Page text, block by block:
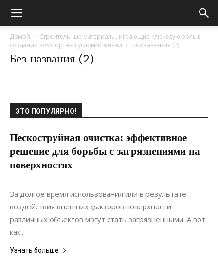
Домой
Строительные материалы, играющие ключевую роль в
создании комфортных условий жизни
Без названия (2)
Без названия (2)
ЭТО ПОПУЛЯРНО!
Пескоструйная очистка: эффективное
решение для борьбы с загрязнениями на
поверхностях
29.04.2024
За долгое время использования или в результате
воздействия внешних факторов поверхности
различных объектов могут стать загрязненными. А вот
как...
Узнать больше